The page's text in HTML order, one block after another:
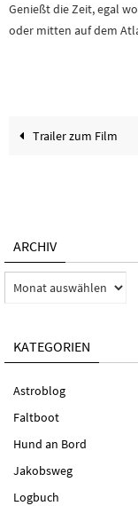
Genießt die Zeit, egal
oder mitten auf dem
Trailer zum Film
ARCHIV
Archiv
KATEGORIEN
Astroblog
Faltboot
Hund an Bord
Jakobsweg
Logbuch